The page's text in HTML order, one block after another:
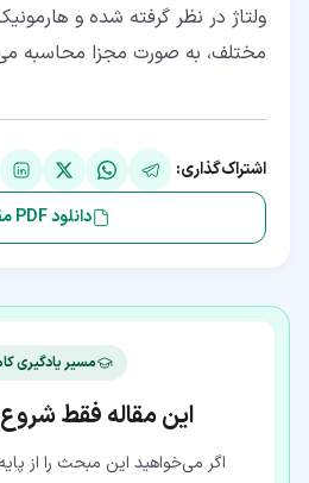
ولتاژ در نظر گرفته شده و
مختلف، به صورت مجزا محاسبه
اشتراک‌گذاری:
دانلود PDF مقاله
مسیر یادگیری
این مقاله فقط
اگر می‌خواهید این مبحث را از